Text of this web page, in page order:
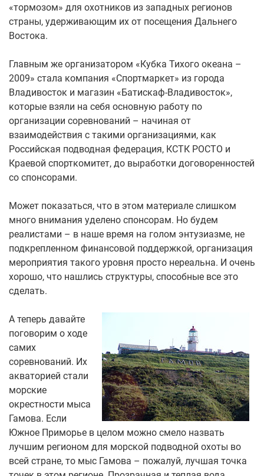
«тормозом» для охотников из западных регионов
страны, удерживающим их от посещения Дальнего
Востока.
Главным же организатором «Кубка Тихого океана –
2009» стала компания «Спортмаркет» из города
Владивосток и магазин «Батискаф-Владивосток»,
которые взяли на себя основную работу по
организации соревнований – начиная от
взаимодействия с такими организациями, как
Российская подводная федерация, КСТК РОСТО и
Краевой спорткомитет, до выработки договоренностей
со спонсорами.
Может показаться, что в этом материале слишком
много внимания уделено спонсорам. Но будем
реалистами – в наше время на голом энтузиазме, не
подкрепленном финансовой поддержкой, организация
мероприятия такого уровня просто нереальна. И очень
хорошо, что нашлись структуры, способные все это
сделать.
А теперь давайте
поговорим о ходе
самих
соревнований. Их
акваторией стали
морские
окрестности мыса
Гамова. Если
Южное Приморье в целом можно смело назвать
лучшим регионом для морской подводной охоты во
всей стране, то мыс Гамова – пожалуй, лучшая точка